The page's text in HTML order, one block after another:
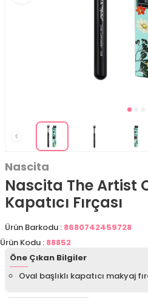
Nascita
Nascita The Artist
Kapatıcı Fırçası
Ürün Barkodu : 8680742459728
Ürün Kodu : 88852
Öne Çıkan Bilgiler
Oval başlıklı kapatıcı makyaj